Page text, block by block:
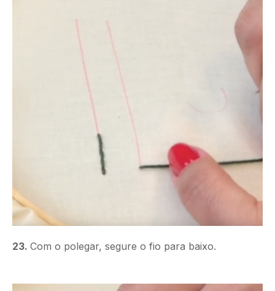
23. Com o polegar, segure o fio para baixo.